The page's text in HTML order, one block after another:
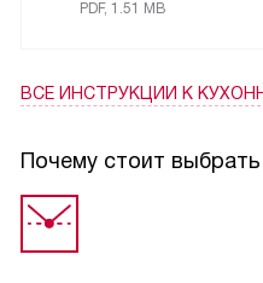
скапливаться. Я просто
работает в двух режимах:
PDF, 1.51 MB
ВСЕ ИНСТРУКЦИИ К
Почему стоит